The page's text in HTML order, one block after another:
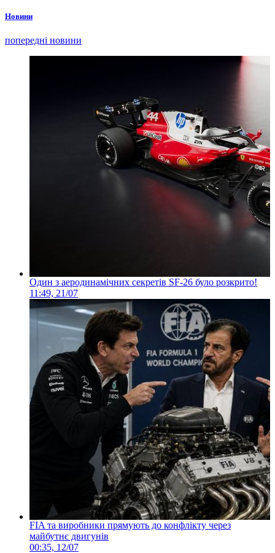
Новини
попередні новини
Один з аеродинамічних секретів SF-26 було розкрито!
11:49, 21/07
FIA та виробники прямують до конфлікту через
майбутнє двигунів
00:35, 12/07